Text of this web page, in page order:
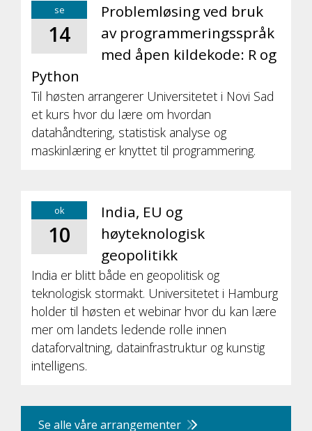
se
14
Problemløsing ved bruk
av programmeringsspråk
med åpen kildekode: R og
Python
Til høsten arrangerer Universitetet i Novi Sad
et kurs hvor du lære om hvordan
datahåndtering, statistisk analyse og
maskinlæring er knyttet til programmering.
ok
10
India, EU og
høyteknologisk
geopolitikk
India er blitt både en geopolitisk og
teknologisk stormakt. Universitetet i Hamburg
holder til høsten et webinar hvor du kan lære
mer om landets ledende rolle innen
dataforvaltning, datainfrastruktur og kunstig
intelligens.
Se alle våre arrangementer